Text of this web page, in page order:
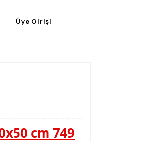
cm 749
Üye Girişi